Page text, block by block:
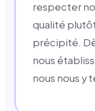
respecter
qualité
précipité.
nous
nous nous y